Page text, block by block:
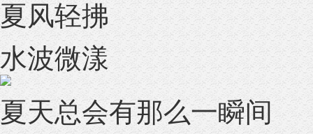
夏风轻拂
水波微漾
夏天总会有那么一瞬间